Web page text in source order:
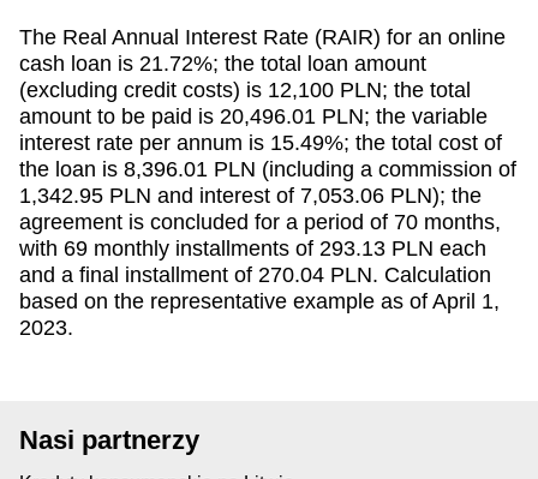
The Real Annual Interest Rate (RAIR) for an online
cash loan is 21.72%; the total loan amount
(excluding credit costs) is 12,100 PLN; the total
amount to be paid is 20,496.01 PLN; the variable
interest rate per annum is 15.49%; the total cost of
the loan is 8,396.01 PLN (including a commission of
1,342.95 PLN and interest of 7,053.06 PLN); the
agreement is concluded for a period of 70 months,
with 69 monthly installments of 293.13 PLN each
and a final installment of 270.04 PLN. Calculation
based on the representative example as of April 1,
2023.
Nasi partnerzy